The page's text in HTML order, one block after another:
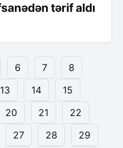
tərif aldı
6 7
8
13 14
15
20 21
22
27 28
29